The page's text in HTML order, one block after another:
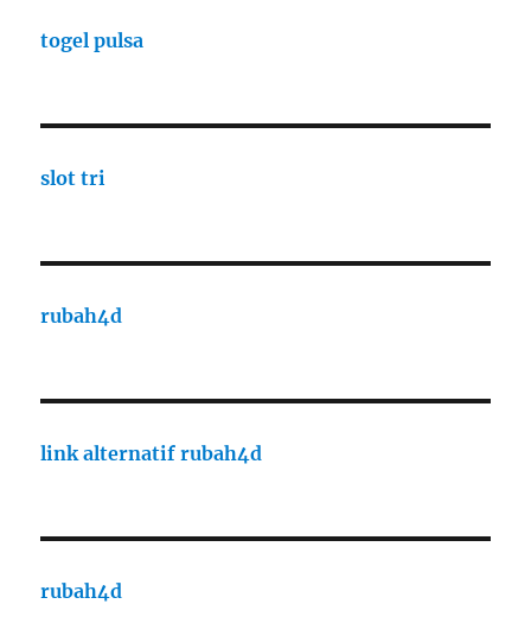
togel pulsa
slot tri
rubah4d
link alternatif rubah4d
rubah4d